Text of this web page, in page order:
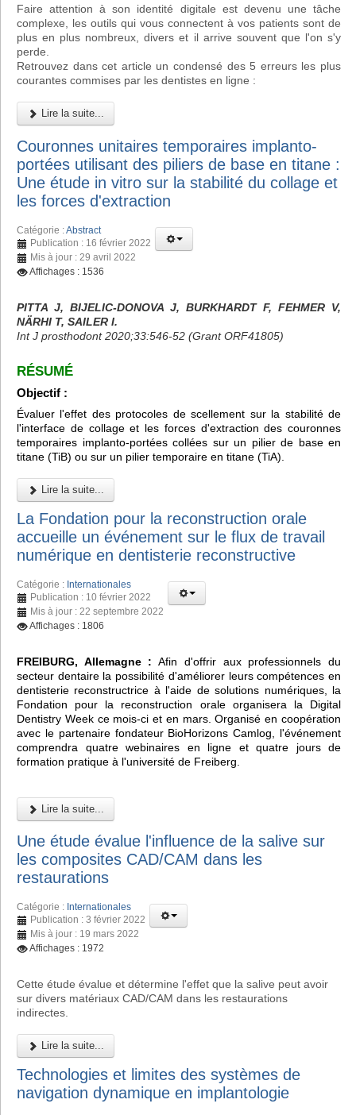
Faire attention à son identité digitale est devenu une tâche
complexe, les outils qui vous connectent à vos patients sont de
plus en plus nombreux, divers et il arrive souvent que l'on s'y
perde.
Retrouvez dans cet article un condensé des 5 erreurs les plus
courantes commises par les dentistes en ligne :
Lire la suite...
Couronnes unitaires temporaires implanto-
portées utilisant des piliers de base en titane :
Une étude in vitro sur la stabilité du collage et
les forces d'extraction
Catégorie :Abstract
Publication : 16 février 2022
Mis à jour : 29 avril 2022
Affichages : 1536
PITTA J, BIJELIC-DONOVA J, BURKHARDT F, FEHMER V,
NÄRHI T, SAILER I.
Int J prosthodont 2020;33:546-52 (Grant ORF41805)
RÉSUMÉ
Objectif :
Évaluer l'effet des protocoles de scellement sur la stabilité de
l'interface de collage et les forces d'extraction des couronnes
temporaires implanto-portées collées sur un pilier de base en
titane (TiB) ou sur un pilier temporaire en titane (TiA).
Lire la suite...
La Fondation pour la reconstruction orale
accueille un événement sur le flux de travail
numérique en dentisterie reconstructive
Catégorie : Internationales
Publication : 10 février 2022
Mis à jour : 22 septembre 2022
Affichages : 1806
FREIBURG, Allemagne : Afin d'offrir aux professionnels du
secteur dentaire la possibilité d'améliorer leurs compétences en
dentisterie reconstructrice à l'aide de solutions numériques, la
Fondation pour la reconstruction orale organisera la Digital
Dentistry Week ce mois-ci et en mars. Organisé en coopération
avec le partenaire fondateur BioHorizons Camlog, l'événement
comprendra quatre webinaires en ligne et quatre jours de
formation pratique à l'université de Freiberg.
Lire la suite...
Une étude évalue l'influence de la salive sur
les composites CAD/CAM dans les
restaurations
Catégorie : Internationales
Publication : 3 février 2022
Mis à jour : 19 mars 2022
Affichages : 1972
Cette étude évalue et détermine l'effet que la salive peut avoir
sur divers matériaux CAD/CAM dans les restaurations
indirectes.
Lire la suite...
Technologies et limites des systèmes de
navigation dynamique en implantologie